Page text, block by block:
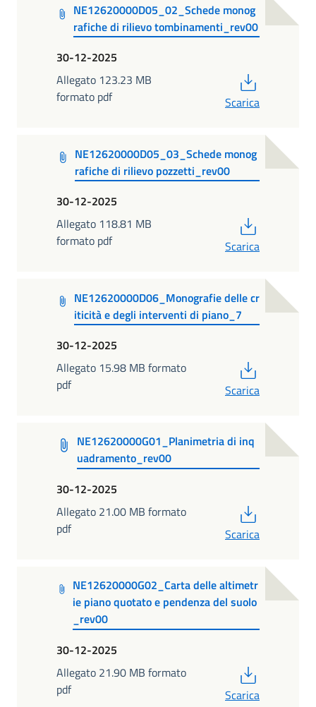
NE12620000D05_02_Schede monog
rafiche di rilievo tombinamenti_rev00
30-12-2025
Allegato 123.23 MB
formato pdf
Scarica
NE12620000D05_03_Schede monog
rafiche di rilievo pozzetti_rev00
30-12-2025
Allegato 118.81 MB
formato pdf
Scarica
NE12620000D06_Monografie delle cr
iticità e degli interventi di piano_7
30-12-2025
Allegato 15.98 MB formato
pdf
Scarica
NE12620000G01_Planimetria di inq
uadramento_rev00
30-12-2025
Allegato 21.00 MB formato
pdf
Scarica
NE12620000G02_Carta delle altimetr
ie piano quotato e pendenza del suolo
_rev00
30-12-2025
Allegato 21.90 MB formato
pdf
Scarica